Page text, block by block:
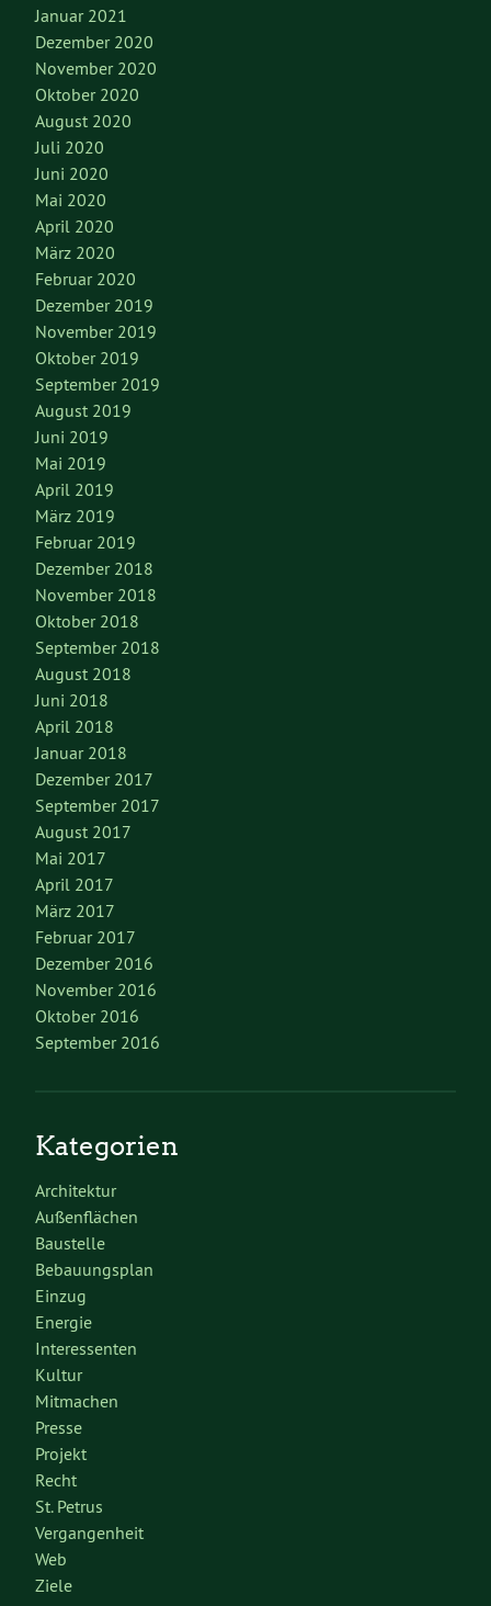
Januar 2021
Dezember 2020
November 2020
Oktober 2020
August 2020
Juli 2020
Juni 2020
Mai 2020
April 2020
März 2020
Februar 2020
Dezember 2019
November 2019
Oktober 2019
September 2019
August 2019
Juni 2019
Mai 2019
April 2019
März 2019
Februar 2019
Dezember 2018
November 2018
Oktober 2018
September 2018
August 2018
Juni 2018
April 2018
Januar 2018
Dezember 2017
September 2017
August 2017
Mai 2017
April 2017
März 2017
Februar 2017
Dezember 2016
November 2016
Oktober 2016
September 2016
Kategorien
Architektur
Außenflächen
Baustelle
Bebauungsplan
Einzug
Energie
Interessenten
Kultur
Mitmachen
Presse
Projekt
Recht
St. Petrus
Vergangenheit
Web
Ziele